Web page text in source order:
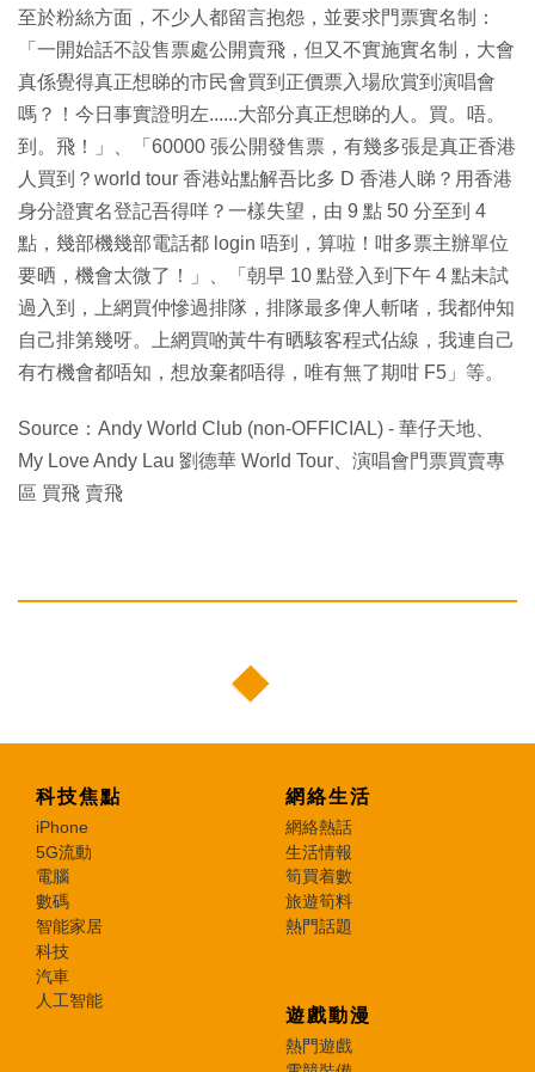
至於粉絲方面，不少人都留言抱怨，並要求門票實名制：
「一開始話不設售票處公開賣飛，但又不實施實名制，大會
真係覺得真正想睇的市民會買到正價票入場欣賞到演唱會
嗎？！今日事實證明左......大部分真正想睇的人。買。唔。
到。飛！」、「60000 張公開發售票，有幾多張是真正香港
人買到？world tour 香港站點解吾比多 D 香港人睇？用香港
身分證實名登記吾得咩？一樣失望，由 9 點 50 分至到 4
點，幾部機幾部電話都 login 唔到，算啦！咁多票主辦單位
要晒，機會太微了！」、「朝早 10 點登入到下午 4 點未試
過入到，上網買仲慘過排隊，排隊最多俾人斬啫，我都仲知
自己排第幾呀。上網買啲黃牛有晒駭客程式佔線，我連自己
有冇機會都唔知，想放棄都唔得，唯有無了期咁 F5」等。
Source：Andy World Club (non-OFFICIAL) - 華仔天地、
My Love Andy Lau 劉德華 World Tour、演唱會門票買賣專
區 買飛 賣飛
科技焦點
iPhone
5G流動
電腦
數碼
智能家居
科技
汽車
人工智能
網絡生活
網絡熱話
生活情報
筍買着數
旅遊筍料
熱門話題
遊戲動漫
熱門遊戲